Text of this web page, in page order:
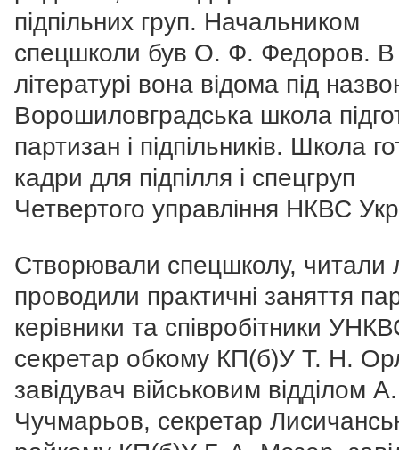
підпільних груп. Начальником
спецшколи був О. Ф. Федоров. В
літературі вона відома під
Ворошиловградська школа
партизан і підпільників. Школа
кадри для підпілля і спецгруп
Четвертого управління НКВС
Створювали спецшколу, читали
проводили практичні заняття
керівники та співробітники
секретар обкому КП(б)У Т. Н.
завідувач військовим відділом
Чучмарьов, секретар